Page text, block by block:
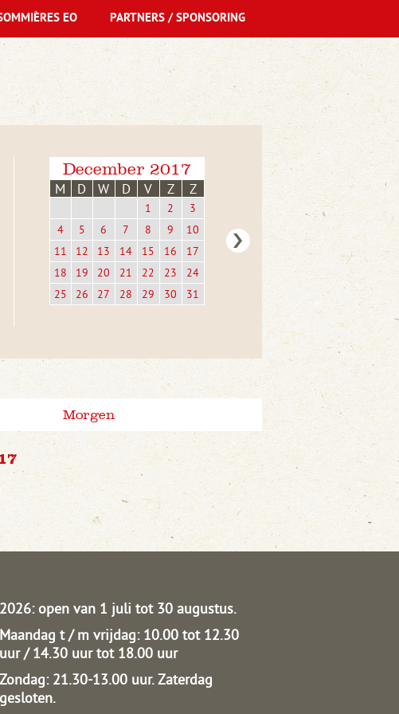
December 2017
M D W D V Z Z
1 2
3
4
5 6 7 8 9
10
11
12 13 14 15 16
17
18
19 20 21 22 23
24
25
26 27 28 29 30 31
Morgen
EO PARTNERS / SPONSORING
2026: open van 1 juli tot 30 augustus.
Maandag t / m vrijdag: 10.00 tot 12.30
uur / 14.30 uur tot 18.00 uur
Zondag: 21.30-13.00 uur.Zaterdag
gesloten.